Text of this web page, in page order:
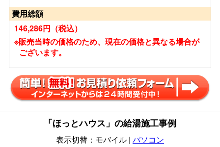
費用総額
146,286円（税込）
※販売当時の価格のため、現在の価格と異なる場合が
ございます。
「ほっとハウス」の給湯施工事例
表示切替：モバイル | パソコン